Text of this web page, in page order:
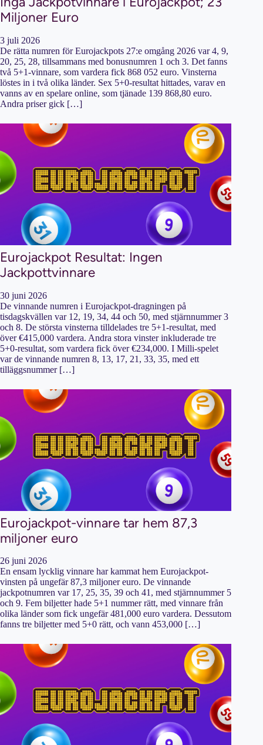
Miljoner Euro
3 juli 2026
De rätta numren för Eurojackpots 27:e omgång 2026 var 4, 9,
20, 25, 28, tillsammans med bonusnumren 1 och 3. Det fanns
två 5+1-vinnare, som vardera fick 868 052 euro. Vinsterna
löstes in i två olika länder. Sex 5+0-resultat hittades, varav en
vanns av en spelare online, som tjänade 139 868,80 euro.
Andra priser gick […]
Eurojackpot Resultat: Ingen
Jackpottvinnare
30 juni 2026
De vinnande numren i Eurojackpot-dragningen på
tisdagskvällen var 12, 19, 34, 44 och 50, med stjärnnummer 3
och 8. De största vinsterna tilldelades tre 5+1-resultat, med
över €415,000 vardera. Andra stora vinster inkluderade tre
5+0-resultat, som vardera fick över €234,000. I Milli-spelet
var de vinnande numren 8, 13, 17, 21, 33, 35, med ett
tilläggsnummer […]
Eurojackpot-vinnare tar hem 87,3
miljoner euro
26 juni 2026
En ensam lycklig vinnare har kammat hem Eurojackpot-
vinsten på ungefär 87,3 miljoner euro. De vinnande
jackpotnumren var 17, 25, 35, 39 och 41, med stjärnnummer 5
och 9. Fem biljetter hade 5+1 nummer rätt, med vinnare från
olika länder som fick ungefär 481,000 euro vardera. Dessutom
fanns tre biljetter med 5+0 rätt, och vann 453,000 […]